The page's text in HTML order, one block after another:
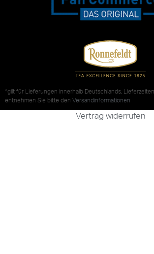
*gilt für Lieferungen innerhalb Deutschlands,
entnehmen Sie bitte den Versandinformationen
Vertrag widerrufen